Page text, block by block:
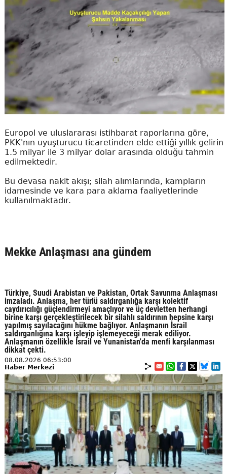
Europol ve uluslararası istihbarat raporlarına göre,
PKK'nın uyuşturucu ticaretinden elde ettiği yıllık gelirin
1.5 milyar ile 3 milyar dolar arasında olduğu tahmin
edilmektedir.
Bu devasa nakit akışı; silah alımlarında, kampların
idamesinde ve kara para aklama faaliyetlerinde
kullanılmaktadır.
Mekke Anlaşması ana gündem
Türkiye, Suudi Arabistan ve Pakistan, Ortak Savunma Anlaşması
imzaladı. Anlaşma, her türlü saldırganlığa karşı kolektif
caydırıcılığı güçlendirmeyi amaçlıyor ve üç devletten herhangi
birine karşı gerçekleştirilecek bir silahlı saldırının hepsine karşı
yapılmış sayılacağını hükme bağlıyor. Anlaşmanın İsrail
saldırganlığına karşı işleyip işlemeyeceği merak ediliyor.
Anlaşmanın özellikle İsrail ve Yunanistan'da menfi karşılanması
dikkat çekti.
08.08.2026 06:53:00
Haber Merkezi